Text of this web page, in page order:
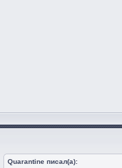
Quarantine писал(а):